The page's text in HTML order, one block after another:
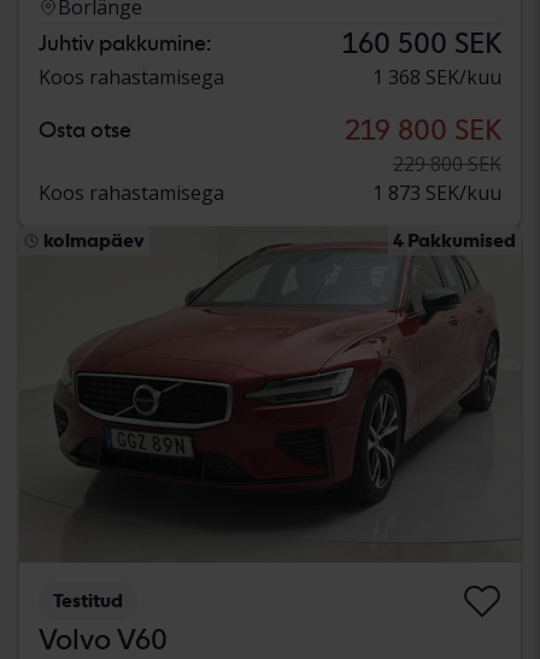
Borlänge
Juhtiv pakkumine: 160 500 SEK
Koos rahastamisega 1 368 SEK/kuu
Osta otse 219 800 SEK
229 800 SEK
Koos rahastamisega
1 873 SEK/kuu
kolmapäev 4 Pakkumised
Testitud
Volvo V60